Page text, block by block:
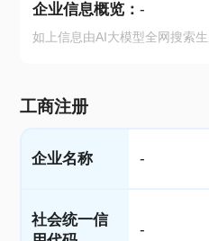
企业信息概览： -
如上信息由AI大模型全网搜索
工商注册
企业名称 -
社会统一信
-